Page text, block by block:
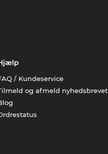
/ Kundeservice
og afmeld nyhedsbrevet